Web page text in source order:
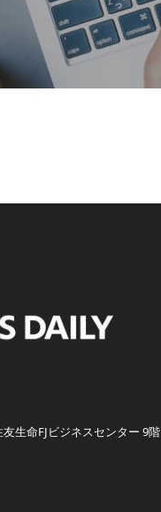
生命FJビジネスセンター 9階